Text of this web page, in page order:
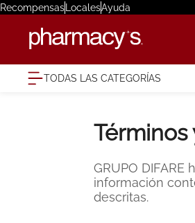
RecompensasLocalesAyuda
TODAS LAS CATEGORÍAS
GRUPO
información
descritas.